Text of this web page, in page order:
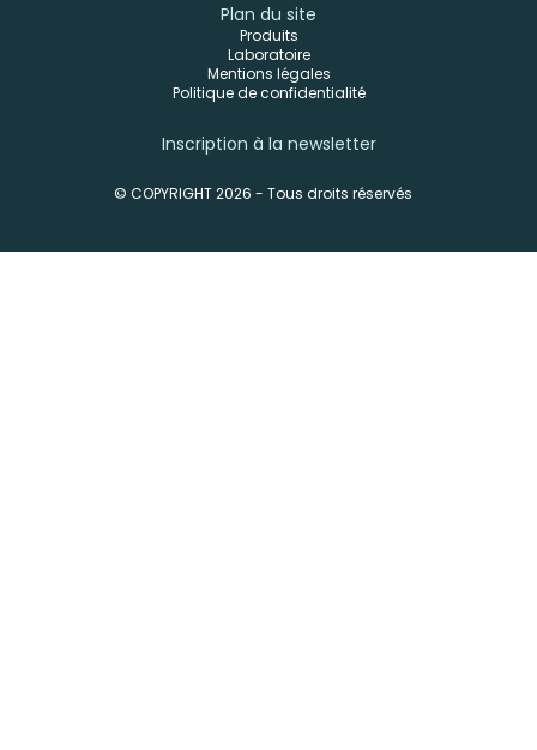
Plan du site
Produits
Laboratoire
Mentions légales
Politique de confidentialité
Inscription à la newsletter
© COPYRIGHT 2026 - Tous droits réservés